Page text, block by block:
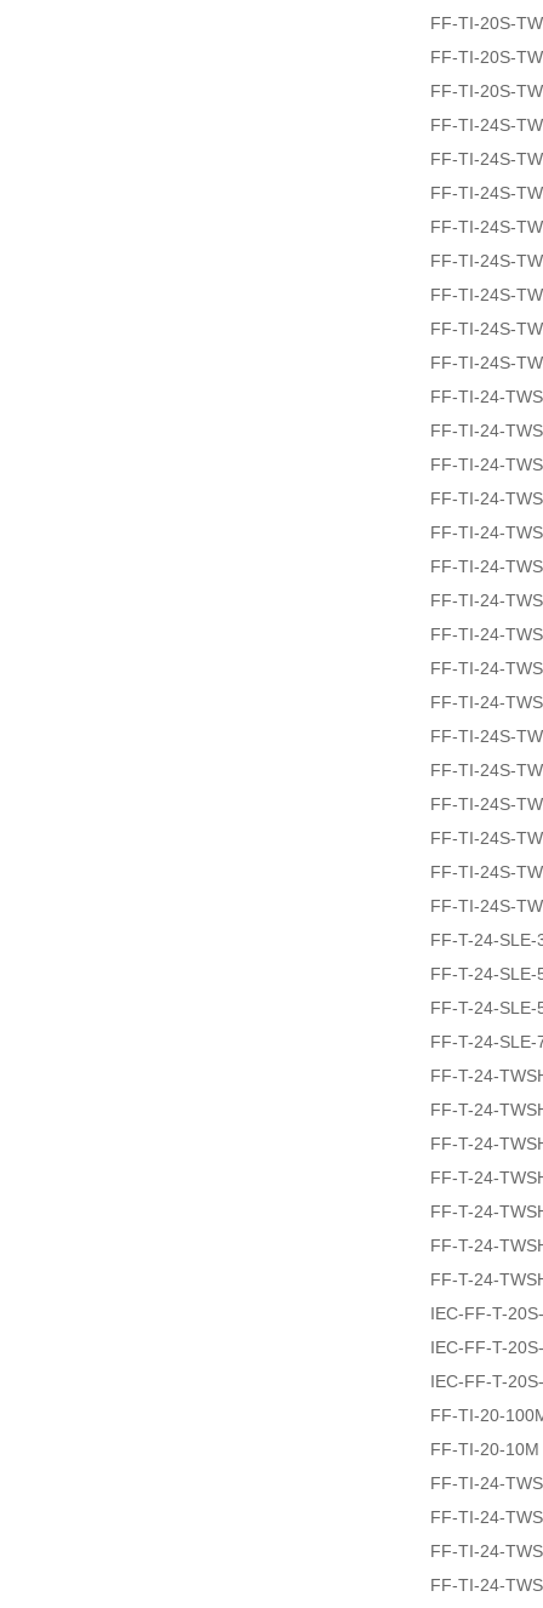
FF-TI-20S-
FF-TI-20S-
FF-TI-20S-
FF-TI-24S-
FF-TI-24S-
FF-TI-24S-
FF-TI-24S-
FF-TI-24S-
FF-TI-24S-
FF-TI-24S-
FF-TI-24S-
FF-TI-24-
FF-TI-24-
FF-TI-24-
FF-TI-24-
FF-TI-24-
FF-TI-24-
FF-TI-24-
FF-TI-24-
FF-TI-24-
FF-TI-24-
FF-TI-24S-
FF-TI-24S-
FF-TI-24S-
FF-TI-24S-
FF-TI-24S-
FF-TI-24S-
FF-T-24-SLE-
FF-T-24-SLE-
FF-T-24-SLE-
FF-T-24-SLE-
FF-T-24-
FF-T-24-
FF-T-24-
FF-T-24-
FF-T-24-
FF-T-24-
FF-T-24-
IEC-FF-T-
IEC-FF-T-
IEC-FF-T-
FF-TI-20-
FF-TI-20-10M
FF-TI-24-
FF-TI-24-
FF-TI-24-
FF-TI-24-